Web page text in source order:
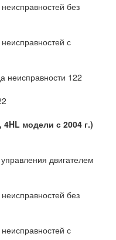
без
с
неисправности 122
модели с 2004 г.)
двигателем
без
с